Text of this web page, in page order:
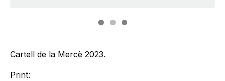
Cartell de la Mercè 2023.
Print: